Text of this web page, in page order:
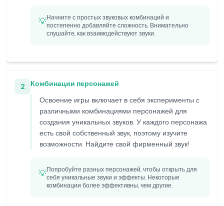
💡Начните с простых звуковых комбинаций и
постепенно добавляйте сложность. Внимательно
слушайте, как взаимодействуют звуки.
2
Комбинации персонажей
Освоение игры включает в себя эксперименты с
различными комбинациями персонажей для
создания уникальных звуков. У каждого персонажа
есть свой собственный звук, поэтому изучите
возможности. Найдите свой фирменный звук!
💡Попробуйте разных персонажей, чтобы открыть для
себя уникальные звуки и эффекты. Некоторые
комбинации более эффективны, чем другие.